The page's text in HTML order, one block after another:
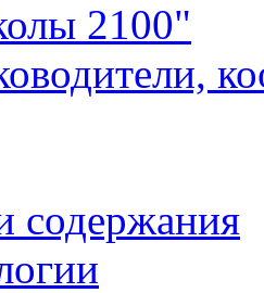
2100"
содержания